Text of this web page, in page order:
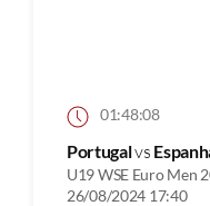
01:48:08
Portugalvs
U19 WSE Euro Men
26/08/2024 17:40